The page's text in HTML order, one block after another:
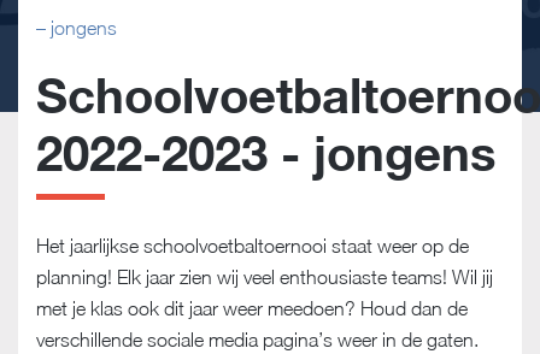
– jongens
2022-2023 - jongens
Het jaarlijkse schoolvoetbaltoernooi staat weer op de
planning! Elk jaar zien wij veel enthousiaste teams! Wil jij
met je klas ook dit jaar weer meedoen? Houd dan de
verschillende sociale media pagina’s weer in de gaten.